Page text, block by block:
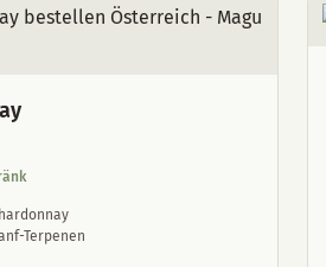
Terpenen